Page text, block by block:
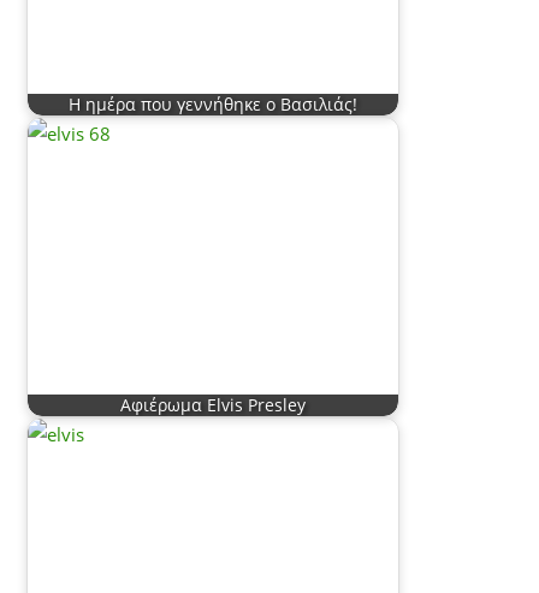
Η ημέρα που γεννήθηκε ο Βασιλιάς!
Αφιέρωμα Elvis Presley